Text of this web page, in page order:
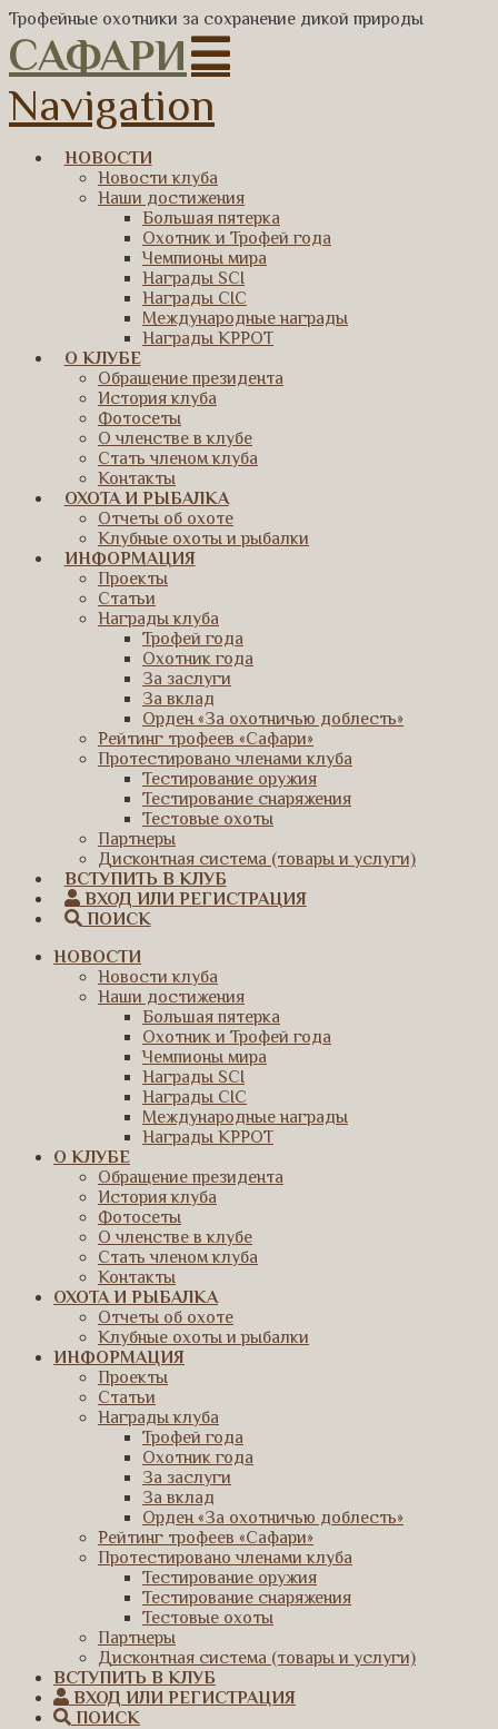
Трофейные охотники за сохранение дикой природы
САФАРИ
Navigation
НОВОСТИ
Новости клуба
Наши достижения
Большая пятерка
Охотник и Трофей года
Чемпионы мира
Награды SCI
Награды CIC
Международные награды
Награды КРРОТ
О КЛУБЕ
Обращение президента
История клуба
Фотосеты
О членстве в клубе
Стать членом клуба
Контакты
ОХОТА И РЫБАЛКА
Отчеты об охоте
Клубные охоты и рыбалки
ИНФОРМАЦИЯ
Проекты
Статьи
Награды клуба
Трофей года
Охотник года
За заслуги
За вклад
Орден «За охотничью доблесть»
Рейтинг трофеев «Сафари»
Протестировано членами клуба
Тестирование оружия
Тестирование снаряжения
Тестовые охоты
Партнеры
Дисконтная система (товары и услуги)
ВСТУПИТЬ В КЛУБ
ВХОД ИЛИ РЕГИСТРАЦИЯ
ПОИСК
НОВОСТИ
Новости клуба
Наши достижения
Большая пятерка
Охотник и Трофей года
Чемпионы мира
Награды SCI
Награды CIC
Международные награды
Награды КРРОТ
О КЛУБЕ
Обращение президента
История клуба
Фотосеты
О членстве в клубе
Стать членом клуба
Контакты
ОХОТА И РЫБАЛКА
Отчеты об охоте
Клубные охоты и рыбалки
ИНФОРМАЦИЯ
Проекты
Статьи
Награды клуба
Трофей года
Охотник года
За заслуги
За вклад
Орден «За охотничью доблесть»
Рейтинг трофеев «Сафари»
Протестировано членами клуба
Тестирование оружия
Тестирование снаряжения
Тестовые охоты
Партнеры
Дисконтная система (товары и услуги)
ВСТУПИТЬ В КЛУБ
ВХОД ИЛИ РЕГИСТРАЦИЯ
ПОИСК